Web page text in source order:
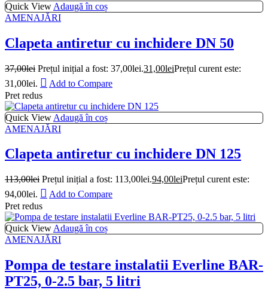
Quick View Adaugă în coș
AMENAJĂRI
Clapeta antiretur cu inchidere DN 50
37,00lei Prețul inițial a fost: 37,00lei.31,00leiPrețul curent este:
31,00lei.
Add to Compare
Pret redus
Quick View Adaugă în coș
AMENAJĂRI
Clapeta antiretur cu inchidere DN 125
113,00lei Prețul inițial a fost: 113,00lei.94,00leiPrețul curent este:
94,00lei.
Add to Compare
Pret redus
Quick View Adaugă în coș
AMENAJĂRI
Pompa de testare instalatii Everline BAR-
PT25, 0-2.5 bar, 5 litri